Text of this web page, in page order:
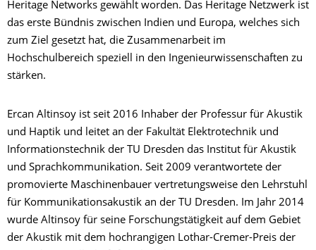
Heritage Networks gewählt worden. Das Heritage Netzwerk ist
das erste Bündnis zwischen Indien und Europa, welches sich
zum Ziel gesetzt hat, die Zusammenarbeit im
Hochschulbereich speziell in den Ingenieurwissenschaften zu
stärken.
Ercan Altinsoy ist seit 2016 Inhaber der Professur für Akustik
und Haptik und leitet an der Fakultät Elektrotechnik und
Informationstechnik der TU Dresden das Institut für Akustik
und Sprachkommunikation. Seit 2009 verantwortete der
promovierte Maschinenbauer vertretungsweise den Lehrstuhl
für Kommunikationsakustik an der TU Dresden. Im Jahr 2014
wurde Altinsoy für seine Forschungstätigkeit auf dem Gebiet
der Akustik mit dem hochrangigen Lothar-Cremer-Preis der